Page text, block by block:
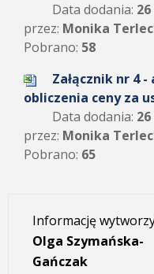
Data dodania:
przez: Monika
Pobrano: 58
Załącznik nr 4
obliczenia ceny za
Data dodania:
przez: Monika
Pobrano: 65
Informację
Olga Szymańska-
Gańczak